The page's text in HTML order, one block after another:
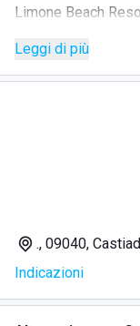
Limone Beach
La struttura offre
giornata di relax
Bar
Ristorante
RISTORAZIONE
Leggi di più
., 09040,
Indicazioni